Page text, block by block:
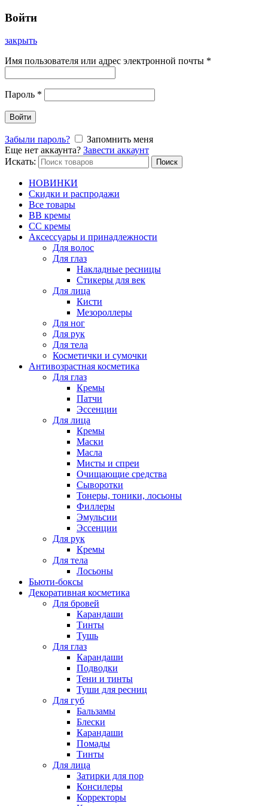
Войти
закрыть
Имя пользователя или адрес электронной почты *
Пароль *
Войти
Забыли пароль?
Запомнить меня
Еще нет аккаунта? Завести аккаунт
Искать:
Поиск
НОВИНКИ
Скидки и распродажи
Все товары
BB кремы
CC кремы
Аксессуары и принадлежности
Для волос
Для глаз
Накладные ресницы
Стикеры для век
Для лица
Кисти
Мезороллеры
Для ног
Для рук
Для тела
Косметички и сумочки
Антивозрастная косметика
Для глаз
Кремы
Патчи
Эссенции
Для лица
Кремы
Маски
Масла
Мисты и спреи
Очищающие средства
Сыворотки
Тонеры, тоники, лосьоны
Филлеры
Эмульсии
Эссенции
Для рук
Кремы
Для тела
Лосьоны
Бьюти-боксы
Декоративная косметика
Для бровей
Карандаши
Тинты
Тушь
Для глаз
Карандаши
Подводки
Тени и тинты
Туши для ресниц
Для губ
Бальзамы
Блески
Карандаши
Помады
Тинты
Для лица
Затирки для пор
Консилеры
Корректоры